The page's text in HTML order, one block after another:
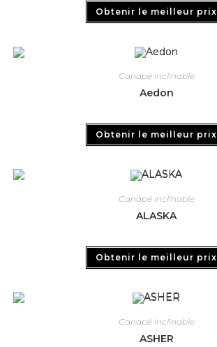
Obtenir le meilleur prix
Canapé inclinable
Aedon
Obtenir le meilleur prix
Canapé inclinable
ALASKA
Obtenir le meilleur prix
Canapé inclinable
ASHER